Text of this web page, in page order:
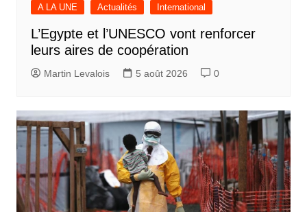
A LA UNE Actualités International
L’Egypte et l’UNESCO vont renforcer
leurs aires de coopération
Martin Levalois 5 août 2026 0